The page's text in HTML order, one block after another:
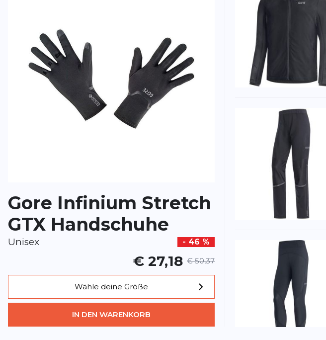
Vorname
Vorname
Überschrift
Überschrift
Rezension
Rezension
Dieses Formular ist durch reCAPTCHA geschützt – es gelten die Datenschutzbestimmungen und
Gore Infinium Stretch
GTX Handschuhe
Unisex - 46 %
€ 27,18 € 50,37
Wähle deine Größe
IN DEN WARENKORB